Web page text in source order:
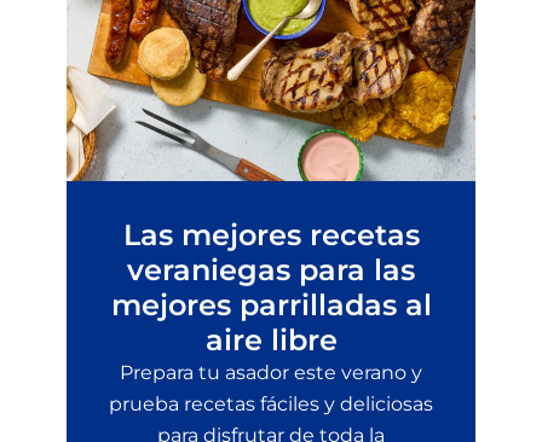
Las mejores recetas
veraniegas para las
mejores parrilladas al
aire libre
Prepara tu asador este verano y
prueba recetas fáciles y deliciosas
para disfrutar de toda la